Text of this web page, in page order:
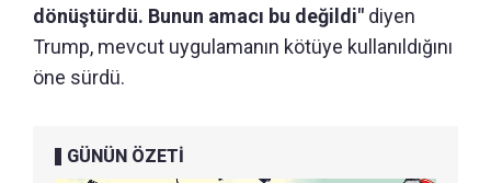
dönüştürdü. Bunun amacı bu değildi" diyen
Trump, mevcut uygulamanın kötüye kullanıldığını
öne sürdü.
GÜNÜN ÖZETİ